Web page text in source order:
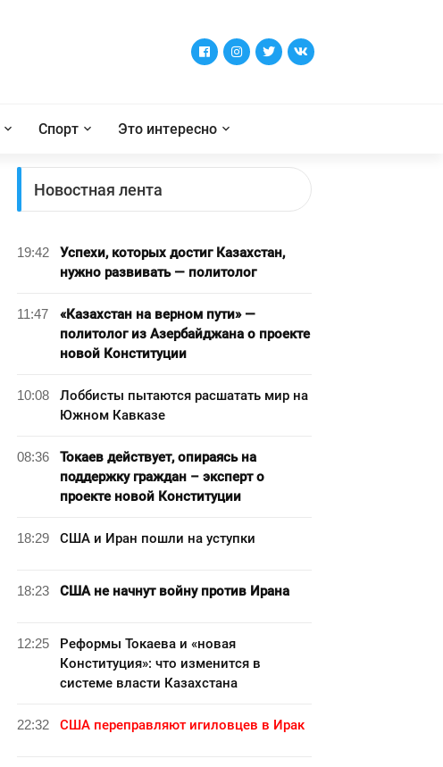
Спорт Это интересно
Новостная лента
19:42
Успехи, которых достиг Казахстан,
нужно развивать — политолог
11:47
«Казахстан на верном пути» —
политолог из Азербайджана о проекте
новой Конституции
10:08
Лоббисты пытаются расшатать мир на
Южном Кавказе
08:36
Токаев действует, опираясь на
поддержку граждан – эксперт о
проекте новой Конституции
18:29 США и Иран пошли на уступки
18:23 США не начнут войну против Ирана
12:25
Реформы Токаева и «новая
Конституция»: что изменится в
системе власти Казахстана
22:32 США переправляют игиловцев в Ирак